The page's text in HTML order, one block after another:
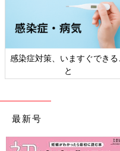
感染症対策、いますぐできる
と
最新号